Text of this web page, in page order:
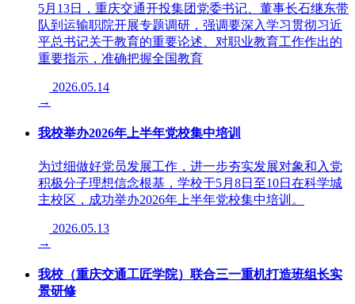
5月13日，重庆交通开投集团党委书记、董事长石继东带
队到运输职院开展专题调研，强调要深入学习贯彻习近
平总书记关于教育的重要论述、对职业教育工作作出的
重要指示，准确把握全国教育
2026.05.14
→
我校举办2026年上半年党校集中培训
为过细做好党员发展工作，进一步夯实发展对象和入党
积极分子理想信念根基，学校于5月8日至10日在科学城
主校区，成功举办2026年上半年党校集中培训。
2026.05.13
→
我校（重庆交通工匠学院）联合三一重机打造班组长实
景研修